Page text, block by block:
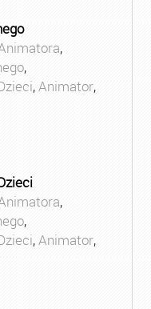
,
,
,Animator,
,
,
,Animator,